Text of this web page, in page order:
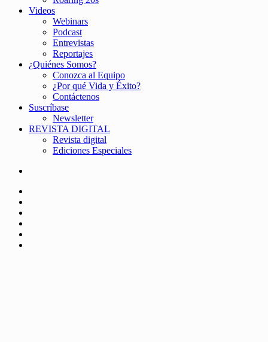
Videos
Webinars
Podcast
Entrevistas
Reportajes
¿Quiénes Somos?
Conozca al Equipo
¿Por qué Vida y Éxito?
Contáctenos
Suscríbase
Newsletter
REVISTA DIGITAL
Revista digital
Ediciones Especiales